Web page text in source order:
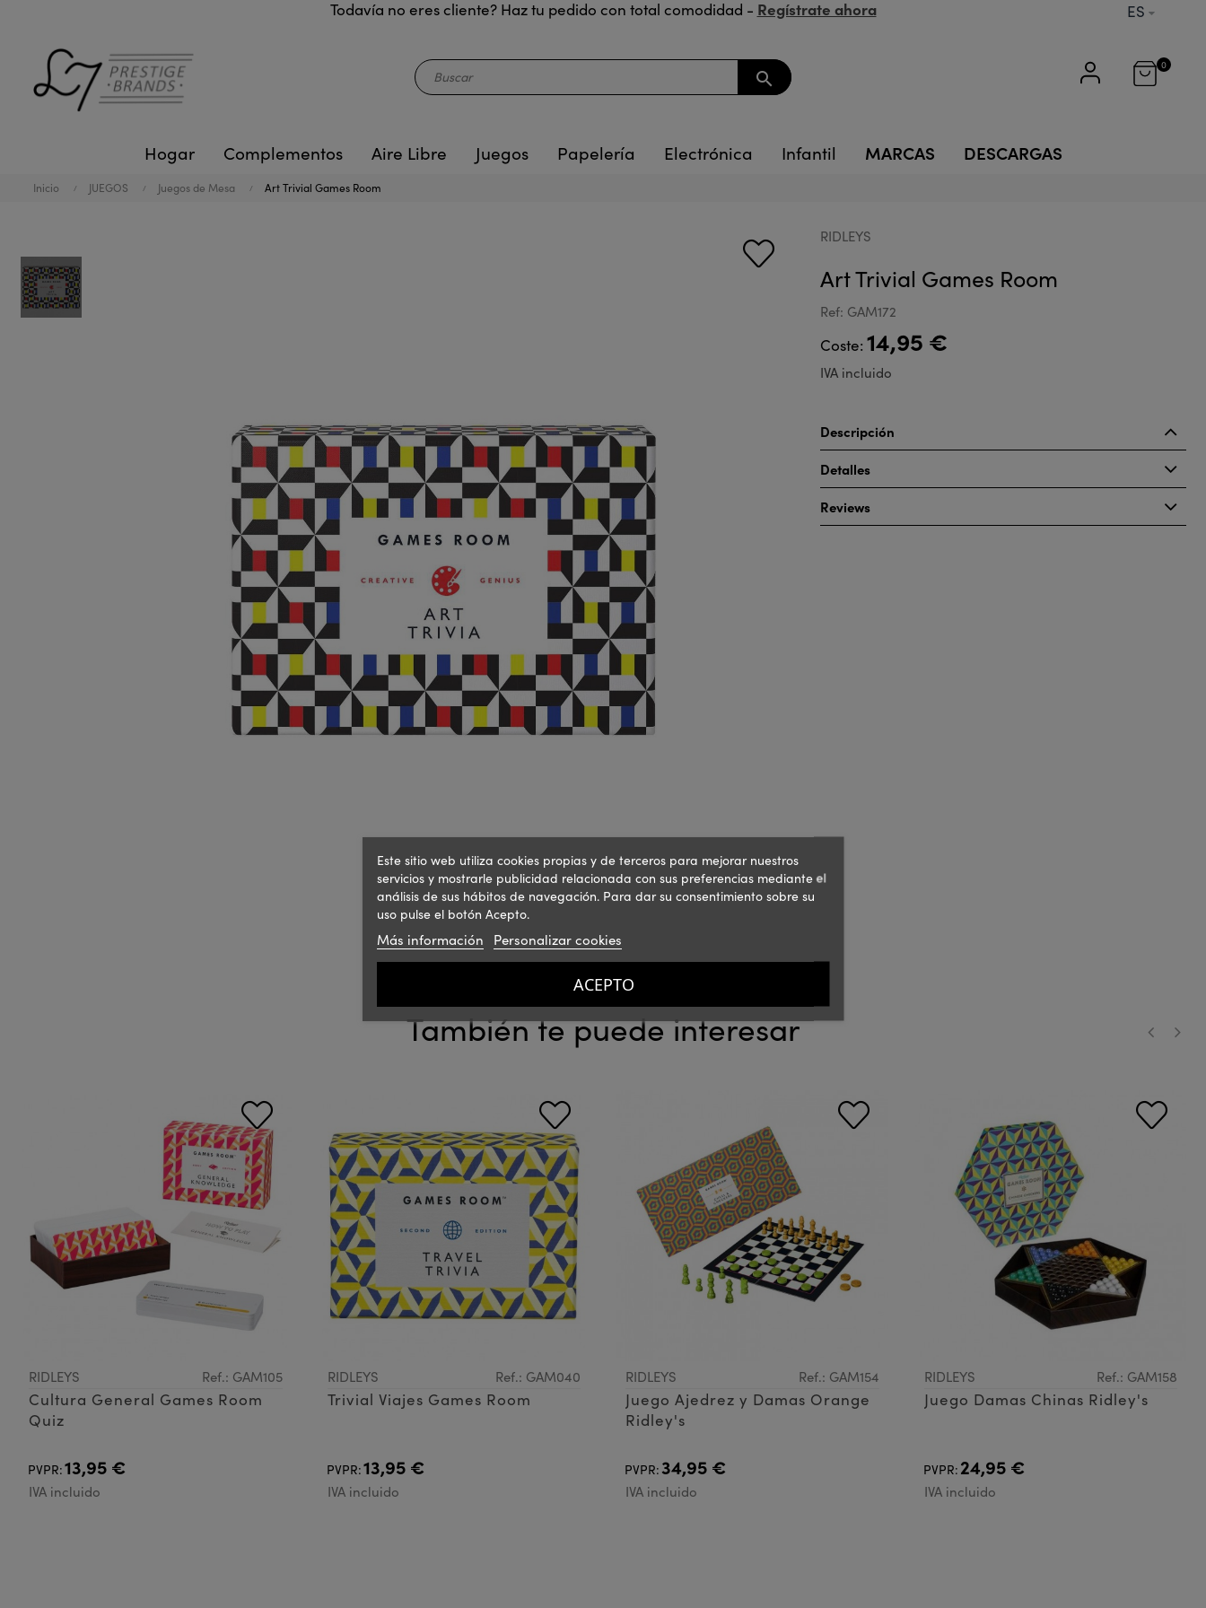
Todavía no eres cliente? Haz tu pedido con total comodidad - Regístrate ahora ES
search
0
Hogar Complementos Aire Libre Juegos Papelería Electrónica Infantil MARCAS DESCARGAS
Inicio JUEGOS Juegos de Mesa Art Trivial Games Room
RIDLEYS
Art Trivial Games Room
Ref: GAM172
Coste: 14,95 €
IVA incluido
Descripción
Detalles
Reviews
También te puede interesar
RIDLEYS Ref.: GAM105
Cultura General Games Room
Quiz
PVPR:13,95 €
IVA incluido
RIDLEYS Ref.: GAM040
Trivial Viajes Games Room
PVPR:13,95 €
IVA incluido
RIDLEYS Ref.: GAM154
Juego Ajedrez y Damas Orange
Ridley's
PVPR:34,95 €
IVA incluido
RIDLEYS Ref.: GAM158
Juego Damas Chinas Ridley's
PVPR: 24,95 €
IVA incluido
Este sitio web utiliza cookies propias y de terceros para mejorar nuestros
servicios y mostrarle publicidad relacionada con sus preferencias mediante el
análisis de sus hábitos de navegación. Para dar su consentimiento sobre su
uso pulse el botón Acepto.
Más información Personalizar cookies
ACEPTO